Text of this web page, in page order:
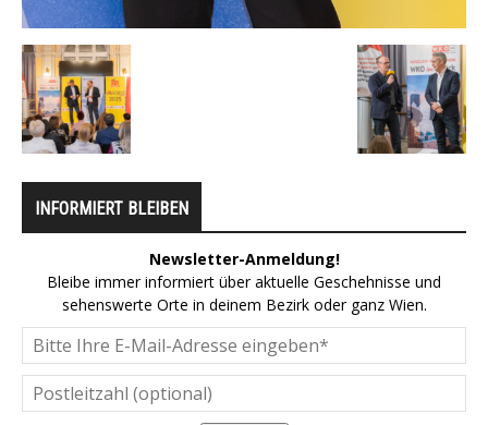
INFORMIERT BLEIBEN
Newsletter-Anmeldung!
Bleibe immer informiert über aktuelle Geschehnisse und
sehenswerte Orte in deinem Bezirk oder ganz Wien.